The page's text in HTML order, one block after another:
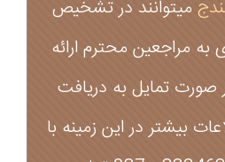
میتوانند در تشخیص
به مراجعین محترم ارائه
تمایل به دریافت
بیشتر در این زمینه با